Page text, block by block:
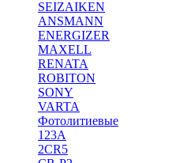
SEIZAIKEN
ANSMANN
ENERGIZER
MAXELL
RENATA
ROBITON
SONY
VARTA
Фотолитиевые
123A
2CR5